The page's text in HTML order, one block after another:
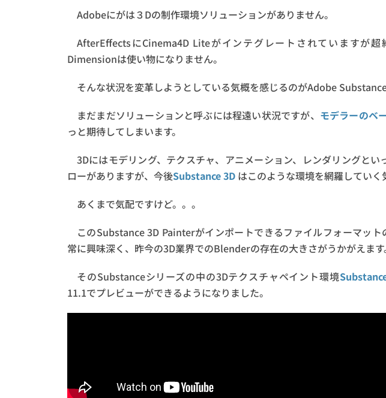
Adobeにがは３Dの制作環境ソリューションがありません。
AfterEffectsにCinema4D Liteがインテグレートされていますが
Dimensionは使い物になりません。
そんな状況を変革しようとしている気概を感じるのがAdobe Substance
まだまだソリューションと呼ぶには程遠い状況ですが、 モデラーのベ
っと期待してしまいます。
3Dにはモデリング、テクスチャ、アニメーション、レンダリングとい
ローがありますが、今後Substance 3D はこのような環境を網羅していく
あくまで気配ですけど。。。
このSubstance 3D Painterがインポートできるファイルフォーマッ
常に興味深く、昨今の3D業界でのBlenderの存在の大きさがうかがえます
そのSubstanceシリーズの中の3Dテクスチャペイント環境
11.1でプレビューができるようになりました。